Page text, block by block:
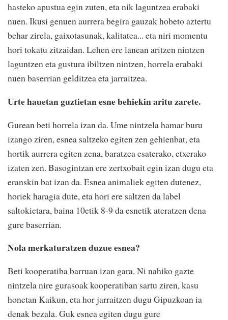
hasteko apustua egin zuten, eta nik laguntzea erabaki
nuen. Ikusi genuen aurrera begira gauzak hobeto aztertu
behar zirela, gaixotasunak, kalitatea... eta niri momentu
hori tokatu zitzaidan. Lehen ere lanean aritzen nintzen
laguntzen eta gustura ibiltzen nintzen, horrela erabaki
nuen baserrian gelditzea eta jarraitzea.
Urte hauetan guztietan esne behiekin aritu zarete.
Gurean beti horrela izan da. Ume nintzela hamar buru
izango ziren, esnea saltzeko egiten zen gehienbat, eta
hortik aurrera egiten zena, baratzea esaterako, etxerako
izaten zen. Basogintzan ere zertxobait egin izan dugu eta
eranskin bat izan da. Esnea animaliek egiten dutenez,
horiek haragia dute, eta hori ere saltzen da label
saltokietara, baina 10etik 8-9 da esnetik ateratzen dena
gure baserrian.
Nola merkaturatzen duzue esnea?
Beti kooperatiba barruan izan gara. Ni nahiko gazte
nintzela nire gurasoak kooperatiban sartu ziren, kasu
honetan Kaikun, eta hor jarraitzen dugu Gipuzkoan ia
denak bezala. Guk esnea egiten dugu gure